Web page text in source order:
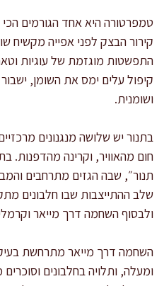
טמפרטורה היא אחד הגורמים
קירור הבצק לפני אפייה מקשיח
התפשטות מוגזמת של עוגיות
קיפול עלים ימס את השומן,
ושומנית.
בתנור יש שלושה מנגנונים
חום מהאוויר, וקרינה מהדפנות.
תנור״, שבה הגזים מתרחבים
שלב ההתייצבות שבו חלבונים
ולבסוף השחמה דרך מייאר
ומעלה, ותלויה בחלבונים